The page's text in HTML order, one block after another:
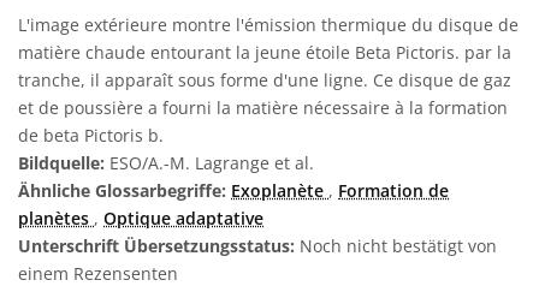
L'image extérieure montre l'émission thermique du disque de
matière chaude entourant la jeune étoile Beta Pictoris. par la
tranche, il apparaît sous forme d'une ligne. Ce disque de gaz
et de poussière a fourni la matière nécessaire à la formation
de beta Pictoris b.
Bildquelle: ESO/A.-M. Lagrange et al.
Ähnliche Glossarbegriffe: Exoplanète , Formation de
planètes , Optique adaptative
Unterschrift Übersetzungsstatus: Noch nicht bestätigt von
einem Rezensenten